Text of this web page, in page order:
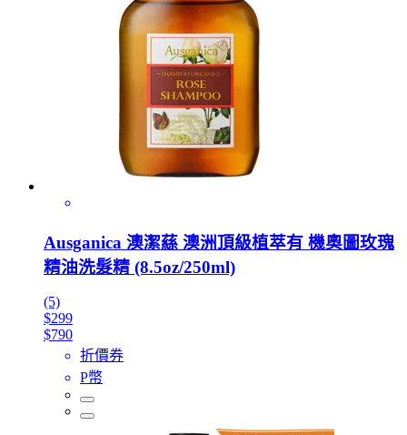
Ausganica 澳潔蕬 澳洲頂級植萃有 機奧圖玫瑰
精油洗髮精 (8.5oz/250ml)
(5)
$299
$790
折價券
P幣